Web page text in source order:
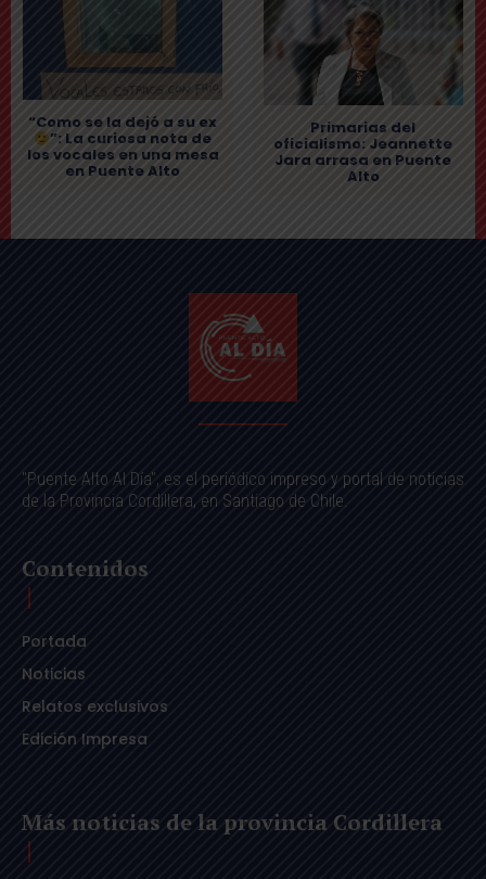
“Como se la dejó a su ex
”: La curiosa nota de
los vocales en una mesa
en Puente Alto
Primarias del
oficialismo: Jeannette
Jara arrasa en Puente
Alto
"Puente Alto Al Día", es el periódico impreso y portal de noticias
de la Provincia Cordillera, en Santiago de Chile.
Contenidos
Portada
Noticias
Relatos exclusivos
Edición Impresa
Más noticias de la provincia Cordillera